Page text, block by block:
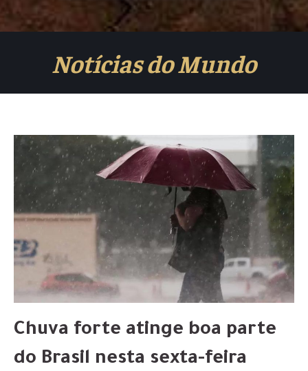
Notícias do Mundo
Chuva forte atinge boa parte
do Brasil nesta sexta-feira